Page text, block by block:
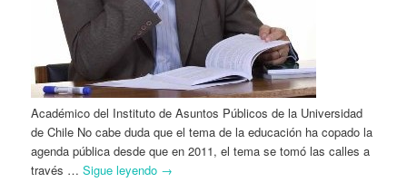
Académico del Instituto de Asuntos Públicos de la Universidad
de Chile No cabe duda que el tema de la educación ha copado la
agenda pública desde que en 2011, el tema se tomó las calles a
través …Sigue leyendo →